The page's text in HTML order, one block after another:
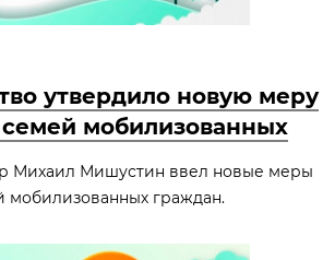
утвердило новую меру
мобилизованных
Михаил Мишустин ввел новые меры
мобилизованных граждан.